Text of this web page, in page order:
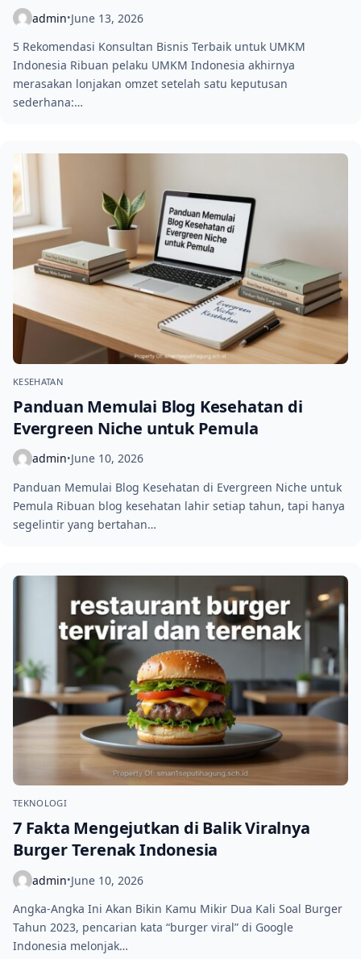
admin•June 13, 2026
5 Rekomendasi Konsultan Bisnis Terbaik untuk UMKM
Indonesia Ribuan pelaku UMKM Indonesia akhirnya
merasakan lonjakan omzet setelah satu keputusan
sederhana:…
KESEHATAN
Panduan Memulai Blog Kesehatan di
Evergreen Niche untuk Pemula
admin•June 10, 2026
Panduan Memulai Blog Kesehatan di Evergreen Niche untuk
Pemula Ribuan blog kesehatan lahir setiap tahun, tapi hanya
segelintir yang bertahan…
TEKNOLOGI
7 Fakta Mengejutkan di Balik Viralnya
Burger Terenak Indonesia
admin•June 10, 2026
Angka-Angka Ini Akan Bikin Kamu Mikir Dua Kali Soal Burger
Tahun 2023, pencarian kata “burger viral” di Google
Indonesia melonjak…